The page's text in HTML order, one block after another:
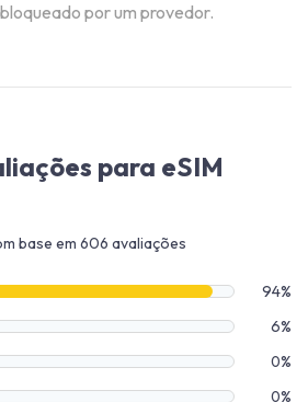
por um provedor.
para eSIM
base em 606 avaliações
94%
6%
0%
0%